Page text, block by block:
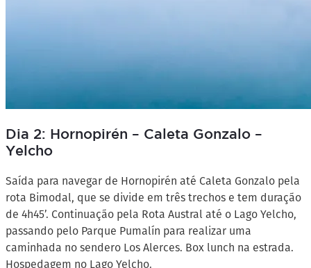
Dia 2: Hornopirén – Caleta Gonzalo –
Yelcho
Saída para navegar de Hornopirén até Caleta Gonzalo pela
rota Bimodal, que se divide em três trechos e tem duração
de 4h45’. Continuação pela Rota Austral até o Lago Yelcho,
passando pelo Parque Pumalín para realizar uma
caminhada no sendero Los Alerces. Box lunch na estrada.
Hospedagem no Lago Yelcho.